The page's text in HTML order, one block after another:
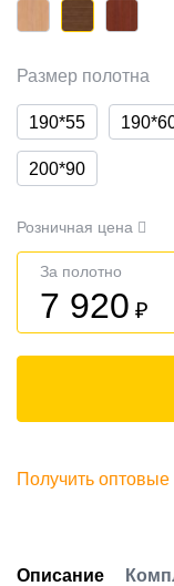
Размер полотна
190*55
200*90
Розничная цена
За полотно
7 920 ₽
Получить
Описание